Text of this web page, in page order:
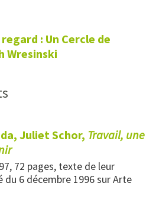
: Un Cercle de
Wresinski
Juliet Schor, Travail, une
72 pages, texte de leur
6 décembre 1996 sur Arte